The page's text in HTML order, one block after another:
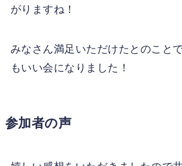
がりますね！
みなさん満足いただけたとのこと
もいい会になりました！
参加者の声